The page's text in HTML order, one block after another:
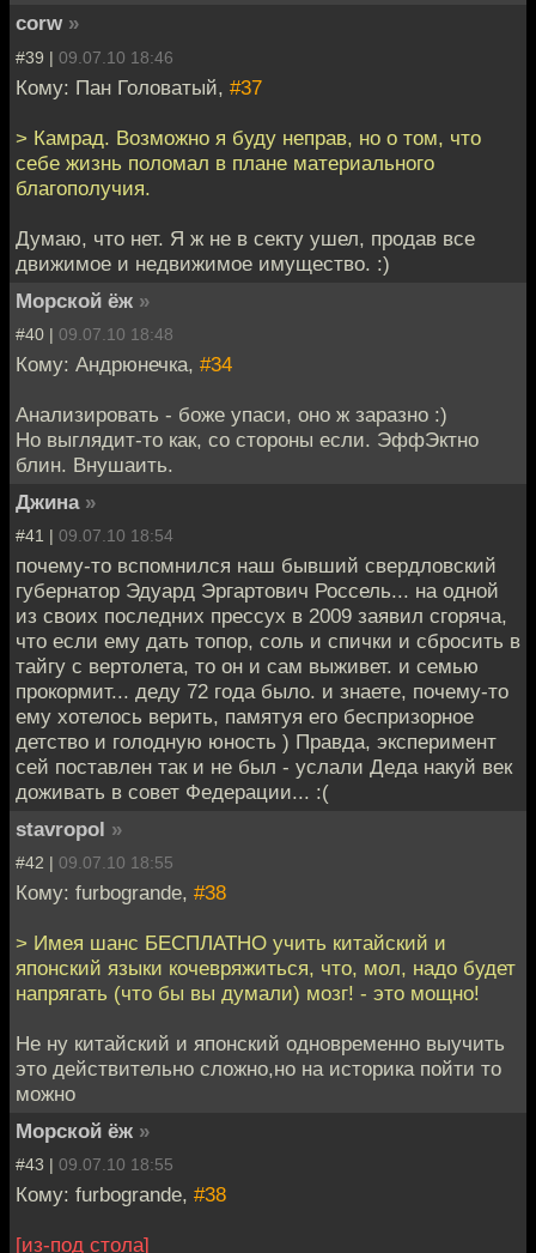
corw »
#39 | 09.07.10 18:46
Кому: Пан Головатый, #37
> Камрад. Возможно я буду неправ, но о том, что
себе жизнь поломал в плане материального
благополучия.
Думаю, что нет. Я ж не в секту ушел, продав все
движимое и недвижимое имущество. :)
Морской ёж »
#40 | 09.07.10 18:48
Кому: Андрюнечка, #34
Анализировать - боже упаси, оно ж заразно :)
Но выглядит-то как, со стороны если. ЭффЭктно
блин. Внушаить.
Джина »
#41 | 09.07.10 18:54
почему-то вспомнился наш бывший свердловский
губернатор Эдуард Эргартович Россель... на одной
из своих последних прессух в 2009 заявил сгоряча,
что если ему дать топор, соль и спички и сбросить в
тайгу с вертолета, то он и сам выживет. и семью
прокормит... деду 72 года было. и знаете, почему-то
ему хотелось верить, памятуя его беспризорное
детство и голодную юность ) Правда, эксперимент
сей поставлен так и не был - услали Деда накуй век
доживать в совет Федерации... :(
stavropol »
#42 | 09.07.10 18:55
Кому: furbogrande, #38
> Имея шанс БЕСПЛАТНО учить китайский и
японский языки кочевряжиться, что, мол, надо будет
напрягать (что бы вы думали) мозг! - это мощно!
Не ну китайский и японский одновременно выучить
это действительно сложно,но на историка пойти то
можно
Морской ёж »
#43 | 09.07.10 18:55
Кому: furbogrande, #38
[из-под стола]